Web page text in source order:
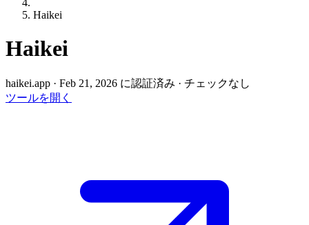
Haikei
Haikei
haikei.app · Feb 21, 2026 に認証済み · チェックなし
ツールを開く